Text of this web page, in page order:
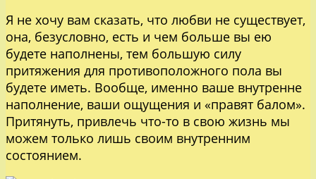
Я не хочу вам сказать, что любви не существует,
она, безусловно, есть и чем больше вы ею
будете наполнены, тем большую силу
притяжения для противоположного пола вы
будете иметь. Вообще, именно ваше внутренне
наполнение, ваши ощущения и «правят балом».
Притянуть, привлечь что-то в свою жизнь мы
можем только лишь своим внутренним
состоянием.